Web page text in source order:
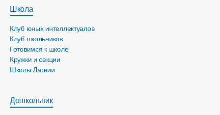
Школа
Клуб юных интеллектуалов
Клуб школьников
Готовимся к школе
Кружки и секции
Школы Латвии
Дошкольник